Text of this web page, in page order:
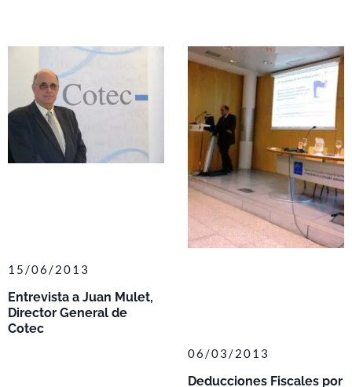
Entrevista a Juan Mulet,
Director General de
Cotec
15/06/2013
Deducciones Fiscales por
06/03/2013